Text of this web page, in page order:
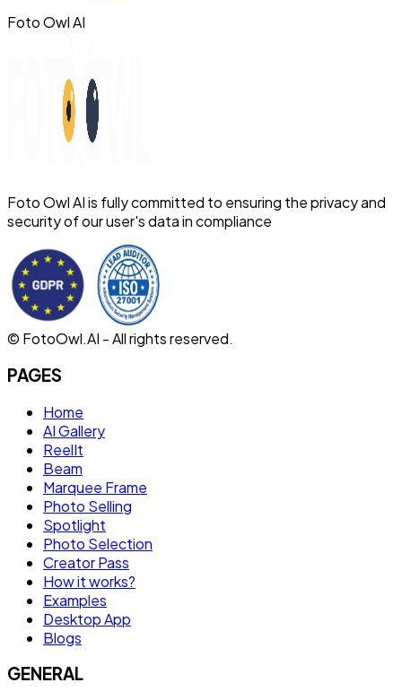
Foto Owl AI
Foto Owl AI is fully committed to ensuring the privacy and
security of our user's data in compliance
© FotoOwl.AI - All rights reserved.
PAGES
Home
AI Gallery
ReelIt
Beam
Marquee Frame
Photo Selling
Spotlight
Photo Selection
Creator Pass
How it works?
Examples
Desktop App
Blogs
GENERAL